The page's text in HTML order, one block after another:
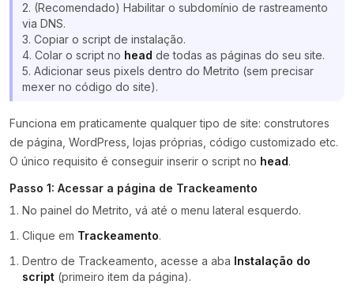
2. (Recomendado) Habilitar o subdomínio de rastreamento
via DNS.
3. Copiar o script de instalação.
4. Colar o script no head de todas as páginas do seu site.
5. Adicionar seus pixels dentro do Metrito (sem precisar
mexer no código do site).
Funciona em praticamente qualquer tipo de site: construtores
de página, WordPress, lojas próprias, código customizado etc.
O único requisito é conseguir inserir o script no head.
Passo 1: Acessar a página de Trackeamento
No painel do Metrito, vá até o menu lateral esquerdo.
Clique em Trackeamento.
Dentro de Trackeamento, acesse a aba Instalação do
script (primeiro item da página).